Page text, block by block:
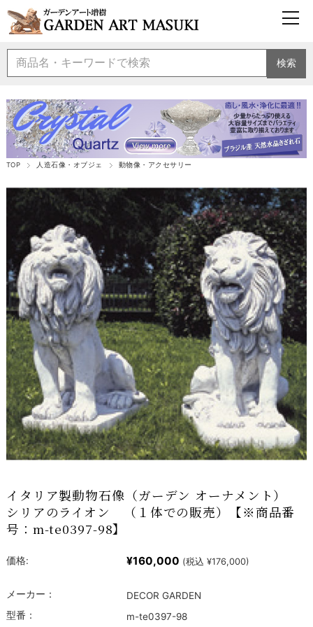
検索
TOP 人造石像・オブジェ 動物像・アクセサリー
イタリア製動物石像（ガーデン オーナメント）
シリアのライオン （１体での販売）【※商品番
号：m-te0397-98】
価格: ¥160,000 (税込 ¥176,000)
メーカー：
DECOR GARDEN
型番：
m-te0397-98